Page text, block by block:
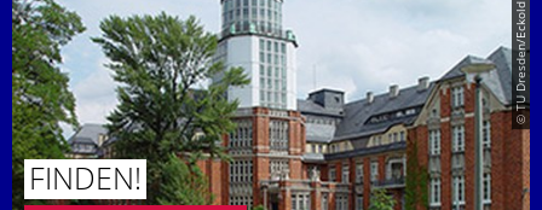
© TU Dresden/Eckold
FINDEN!